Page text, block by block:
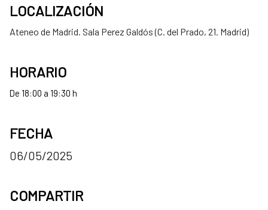
LOCALIZACIÓN
Ateneo de Madrid. Sala Perez Galdós (C. del Prado, 21. Madrid)
HORARIO
De 18:00 a 19:30 h
FECHA
06/05/2025
COMPARTIR